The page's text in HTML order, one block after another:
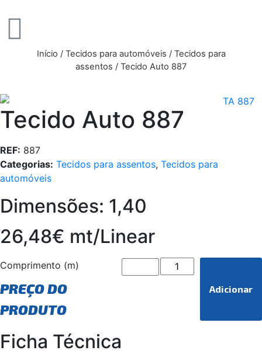
Início / Tecidos para automóveis / Tecidos para
assentos / Tecido Auto 887
Tecido Auto 887
REF: 887
Categorias: Tecidos para assentos, Tecidos para
automóveis
Dimensões: 1,40
26,48€ mt/Linear
Comprimento (m)
PREÇO DO
PRODUTO
Adicionar
Ficha Técnica